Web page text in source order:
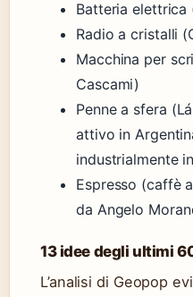
Batteria elettrica
Radio a cristalli
Macchina per
Cascami)
Penne a sfera
attivo in
industrialmente
Espresso (caffè
da Angelo
13 idee degli ultimi
L’analisi di Geopop